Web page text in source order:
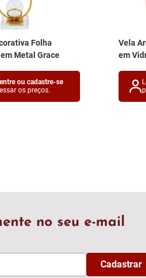
Folha
Metal Grace
entre ou cadastre-se
os preços.
Vela
em
no seu e-mail